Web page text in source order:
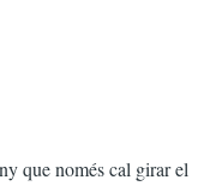
que només cal girar el